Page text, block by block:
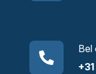
Bel